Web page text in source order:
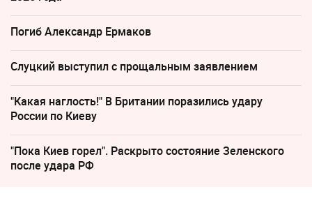
Погиб Александр Ермаков
Слуцкий выступил с прощальным заявлением
"Какая наглость!" В Британии поразились удару
России по Киеву
"Пока Киев горел". Раскрыто состояние Зеленского
после удара РФ